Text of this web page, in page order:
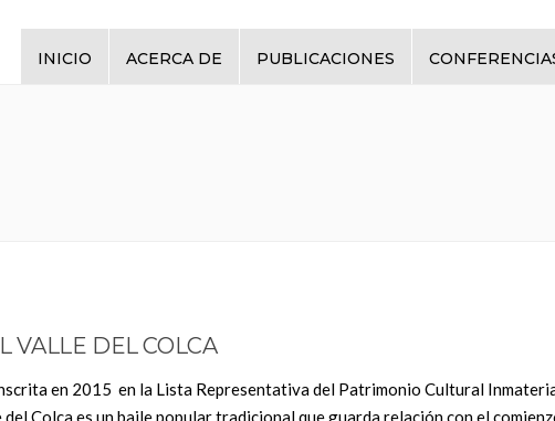
INICIO ACERCA DE PUBLICACIONES
VALLE DEL COLCA
en 2015 en la Lista Representativa del Patrimonio Cultural
Colca es un baile popular tradicional que guarda relación con el